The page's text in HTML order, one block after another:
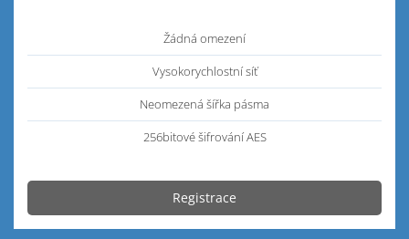
Žádná omezení
Vysokorychlostní síť
Neomezená šířka pásma
256bitové šifrování AES
Registrace